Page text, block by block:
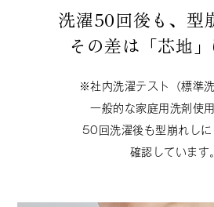
洗濯50回後も、型
その差は「芯地」
※社内洗濯テスト（標準洗
一般的な家庭用洗剤使用
50回洗濯後も型崩れしに
確認しています